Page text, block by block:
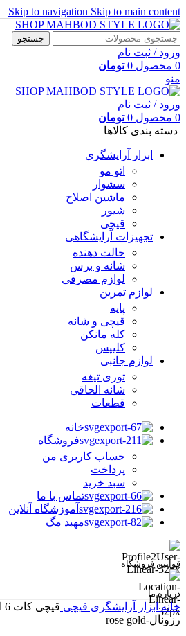
Skip to navigation Skip to main content
جستجو
ورود / ثبت نام
0 محصول 0 تومان
منو
ورود / ثبت نام
0 محصول 0 تومان
دسته بندی کالاها
ابزار آرایشگری
اتو مو
سشوار
ماشین اصلاح
شیور
قیچی
تجهیزات آرایشگاهی
حالت دهنده
شانه و برس
لوازم مصرفی
لوازم تمرین
پایه
قیچی و شانه
کله مانکن
کلیپس
لوازم جانبی
توری تیغه
شانه الحاقی
قطعات
خانه
فروشگاه
حساب کاربری من
پرداخت
سبد خرید
تماس با ما
آموزشگاه آنلاین
مهبد مگ
قوانین فروشگاه
درباره ما
خانهابزار آرایشگری قیچی
رزونال-rose gold